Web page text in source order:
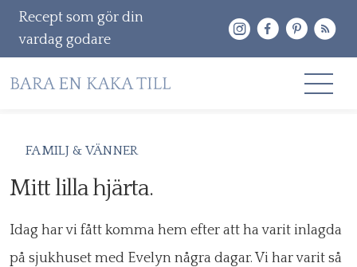
Recept som gör din
vardag godare
till
OM MIG
Sök
FAMILJ & VÄNNER
Mitt lilla hjärta.
Idag har vi fått komma hem efter att ha varit inlagda
på sjukhuset med Evelyn några dagar. Vi har varit så